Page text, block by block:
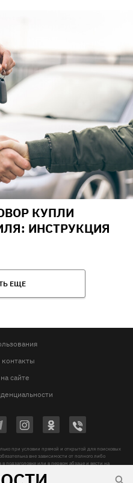
КУПЛИ
ИНСТРУКЦИЯ
ЕЩЕ
контакты
сайте
при условии прямой и открытой для поисковых
вне зависимости от полного либо
подзаголовке или в первом абзаце и вести на